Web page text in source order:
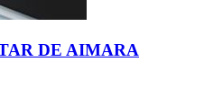
DE AIMARA